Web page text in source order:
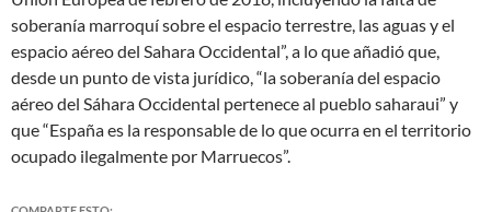
soberanía marroquí sobre el espacio terrestre, las aguas y el
espacio aéreo del Sahara Occidental”, a lo que añadió que,
desde un punto de vista jurídico, “la soberanía del espacio
aéreo del Sáhara Occidental pertenece al pueblo saharaui” y
que “España es la responsable de lo que ocurra en el territorio
ocupado ilegalmente por Marruecos”.